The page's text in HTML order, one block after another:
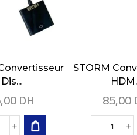
Dis...
DH
STORM
85,00